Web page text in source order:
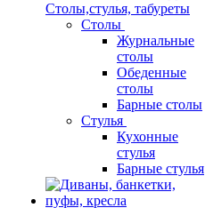
Столы,стулья, табуреты
Столы
Журнальные
столы
Обеденные
столы
Барные столы
Стулья
Кухонные
стулья
Барные стулья